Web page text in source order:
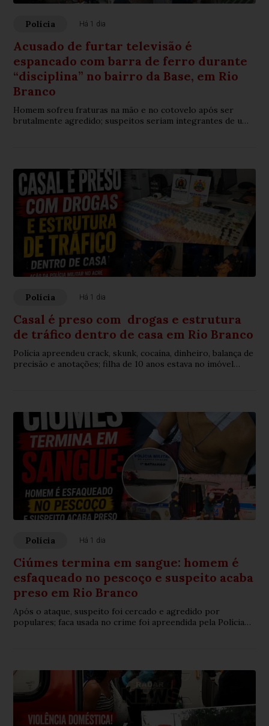
Polícia Há 1 dia
Acusado de furtar televisão é
espancado com barra de ferro durante
“disciplina” no bairro da Base, em Rio
Branco
Homem sofreu fraturas na mão e no cotovelo após ser
brutalmente agredido; suspeitos seriam integrantes de uma
Polícia Há 1 dia
Casal é preso com drogas e estrutura
de tráfico dentro de casa em Rio Branco
Polícia apreendeu crack, skunk, cocaína, dinheiro, balança de
precisão e anotações; filha de 10 anos estava no imóvel
Polícia Há 1 dia
Ciúmes termina em sangue: homem é
esfaqueado no pescoço e suspeito acaba
preso em Rio Branco
Após o ataque, suspeito foi cercado e agredido por
populares; faca usada no crime foi apreendida pela Polícia